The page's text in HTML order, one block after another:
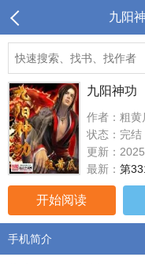
九阳
九阳神功
作者：粗黄
状态：完结
更新：
最新： 第
开始阅读
手机简介